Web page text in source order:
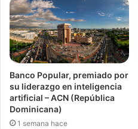
Banco Popular, premiado por
su liderazgo en inteligencia
artificial – ACN (República
Dominicana)
1 semana hace